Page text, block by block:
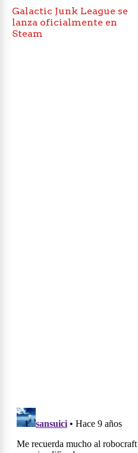
Galactic Junk League se
lanza oficialmente en
Steam